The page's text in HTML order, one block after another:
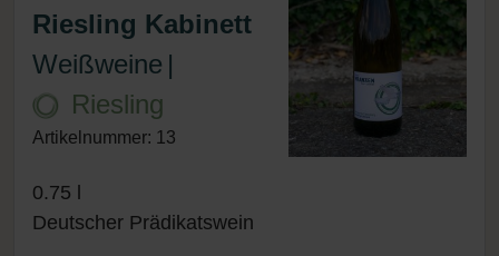
Riesling Kabinett
Weißweine |
Riesling
Artikelnummer: 13
0.75 l
Deutscher Prädikatswein